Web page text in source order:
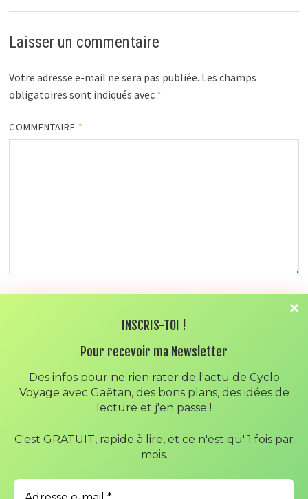
INSCRIS-TOI !
Pour recevoir ma Newsletter
Des infos pour ne rien rater de l'actu de Cyclo
Voyage avec Gaëtan, des bons plans, des idées de
lecture et j'en passe !
C'est GRATUIT, rapide à lire, et ce n'est qu' 1 fois par
mois.
Laisser un commentaire
Votre adresse e-mail ne sera pas publiée. Les champs
obligatoires sont indiqués avec *
COMMENTAIRE *
ENREGISTRER MON NOM, MON E-MAIL ET MON SITE DANS